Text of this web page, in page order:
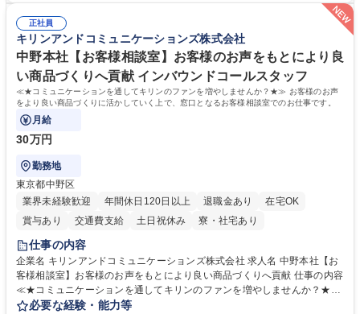
総務人事＜未経験歓迎＞◇三菱電機G・社会インフラを支える/年休127日
ミュニケーション能力を持っている方 ・人事総務領域に興味がありゼネラ
正社員
キリンアンドコミュニケーションズ株式会社
中野本社【お客様相談室】お客様のお声をもとにより良
い商品づくりへ貢献 インバウンドコールスタッフ
≪★コミュニケーションを通してキリンのファンを増やしませんか？★≫ お客様のお声
をより良い商品づくりに活かしていく上で、窓口となるお客様相談室でのお仕事です。
月給
30万円
勤務地
東京都中野区
業界未経験歓迎
年間休日120日以上 退職金あり
在宅OK
賞与あり
交通費支給 土日祝休み 寮・社宅あり
仕事の内容
企業名 キリンアンドコミュニケーションズ株式会社 求人名 中野本社【お
客様相談室】お客様のお声をもとにより良い商品づくりへ貢献 仕事の内容
≪★コミュニケーションを通してキリンのファンを増やしませんか？★≫
お客様のお声をより良い商品づくりに活かしていく上で、窓口となるお客
必要な経験・能力等